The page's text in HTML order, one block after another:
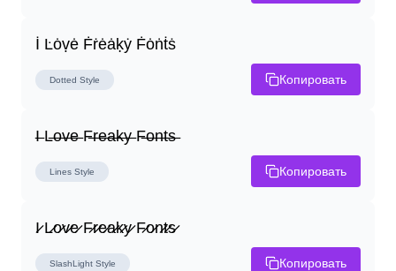
İ Ŀȯṿė Ḟṙėȧḳẏ Ḟȯṅṫṡ
Dotted Style Копировать
I̶ L̶o̶v̶e̶ F̶r̶e̶a̶k̶y̶ F̶o̶n̶t̶s̶
Lines Style Копировать
I̷ L̷o̷v̷e̷ F̷r̷e̷a̷k̷y̷ F̷o̷n̷t̷s̷
SlashLight Style Копировать